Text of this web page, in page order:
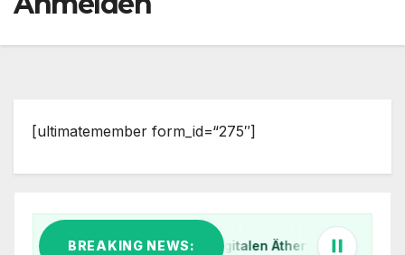
[ultimatemember form_id=“275″]
BREAKING NEWS:
Klar Schiff im digitalen Äther: Warum wir